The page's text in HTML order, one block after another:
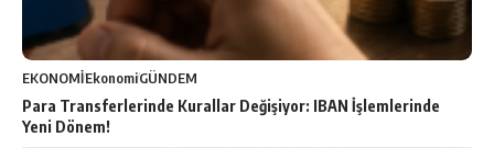
EKONOMİEkonomiGÜNDEM
Para Transferlerinde Kurallar Değişiyor: IBAN İşlemlerinde
Yeni Dönem!